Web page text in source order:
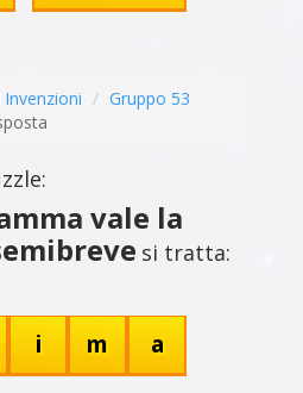
Invenzioni
Gruppo 53
vale la
si tratta:
i m a